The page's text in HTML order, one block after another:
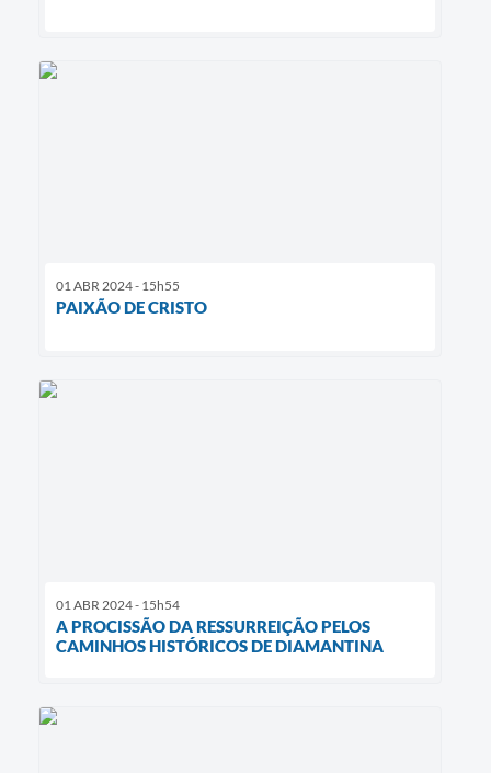
01 ABR 2024 - 15h55
PAIXÃO DE CRISTO
01 ABR 2024 - 15h54
A PROCISSÃO DA RESSURREIÇÃO PELOS
CAMINHOS HISTÓRICOS DE DIAMANTINA